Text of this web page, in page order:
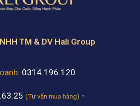
TM & DV Hali Group
0314.196.120
(Tư vấn mua hàng) -